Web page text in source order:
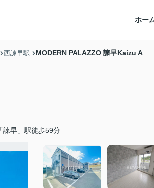
ホー
西諫早駅 MODERN PALAZZO 諫早Kaizu A
諫早」駅徒歩59分